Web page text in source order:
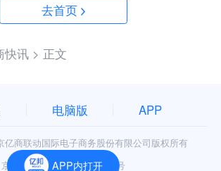
去首页
快讯 > 正文
APP内打开
电脑版 APP
亿商联动国际电子商务股份有限公司版权所有
京公网安备11010602006906号